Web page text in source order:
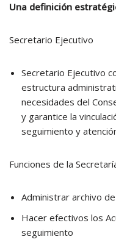
Una definición
Secretario Ejecutivo
Secretario Ejecutivo
estructura
necesidades del
y garantice la
seguimiento y
Funciones de la
Administrar archivo
Hacer efectivos los
seguimiento